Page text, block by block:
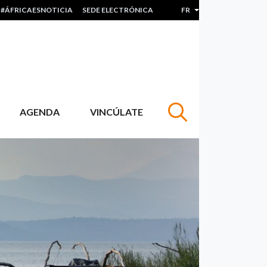
#ÁFRICAESNOTICIA SEDE ELECTRÓNICA FR Lister les actions
AGENDA VINCÚLATE